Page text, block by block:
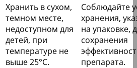
Хранить в сухом,
темном месте,
недоступном для
детей, при
температуре не
выше 25°C.
Соблюдайте
хранения,
на упаковке,
сохранения
препарата.